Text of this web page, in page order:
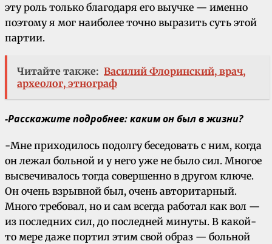
эту роль только благодаря его выучке — именно
поэтому я мог наиболее точно выразить суть этой
партии.
Читайте также: Василий Флоринский, врач,
археолог, этнограф
-Расскажите подробнее: каким он был в жизни?
-Мне приходилось подолгу беседовать с ним, когда
он лежал больной и у него уже не было сил. Многое
высвечивалось тогда совершенно в другом ключе.
Он очень взрывной был, очень авторитарный.
Много требовал, но и сам всегда работал как вол —
из последних сил, до последней минуты. В какой-
то мере даже портил этим свой образ — больной